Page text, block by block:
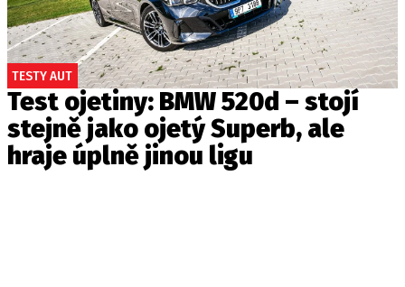
TESTY AUT
Test ojetiny: BMW 520d – stojí
stejně jako ojetý Superb, ale
hraje úplně jinou ligu